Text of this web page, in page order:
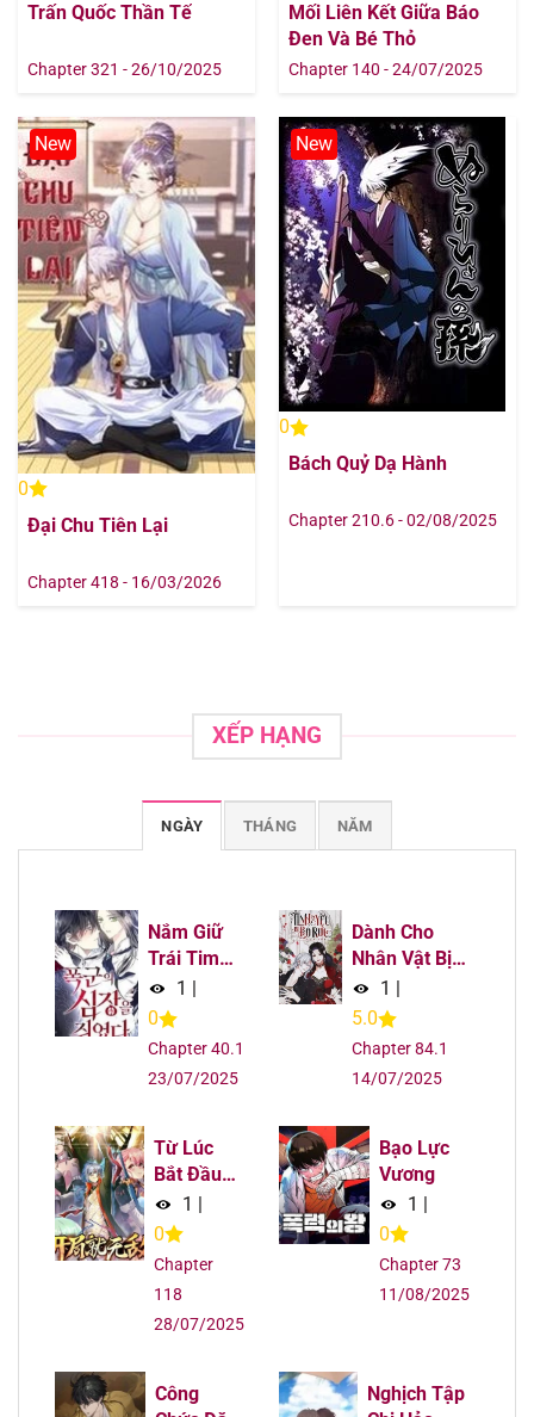
Trấn Quốc Thần Tế
Chapter 321 - 26/10/2025
Mối Liên Kết Giữa Báo
Đen Và Bé Thỏ
Chapter 140 - 24/07/2025
New
0
Đại Chu Tiên Lại
Chapter 418 - 16/03/2026
New
0
Bách Quỷ Dạ Hành
Chapter 210.6 - 02/08/2025
XẾP HẠNG
NGÀY THÁNG NĂM
Nắm Giữ
Trái Tim
Của Bạo
Chúa
1
0
Chapter 40.1
23/07/2025
Dành Cho
Nhân Vật Bị
Bỏ Rơi Yêu
Thích Nhất
Của Tôi
1
5.0
Chapter 84.1
14/07/2025
Từ Lúc
Bắt Đầu
Liền Vô
Địch
1 |
0
Chapter
118
28/07/2025
Bạo Lực
Vương
1 |
0
Chapter 73
11/08/2025
Công
Nghịch Tập